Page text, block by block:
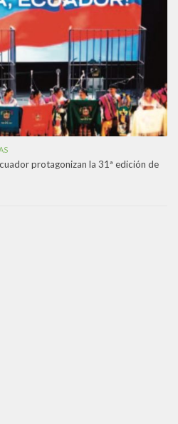
protagonizan la 31ª edición de